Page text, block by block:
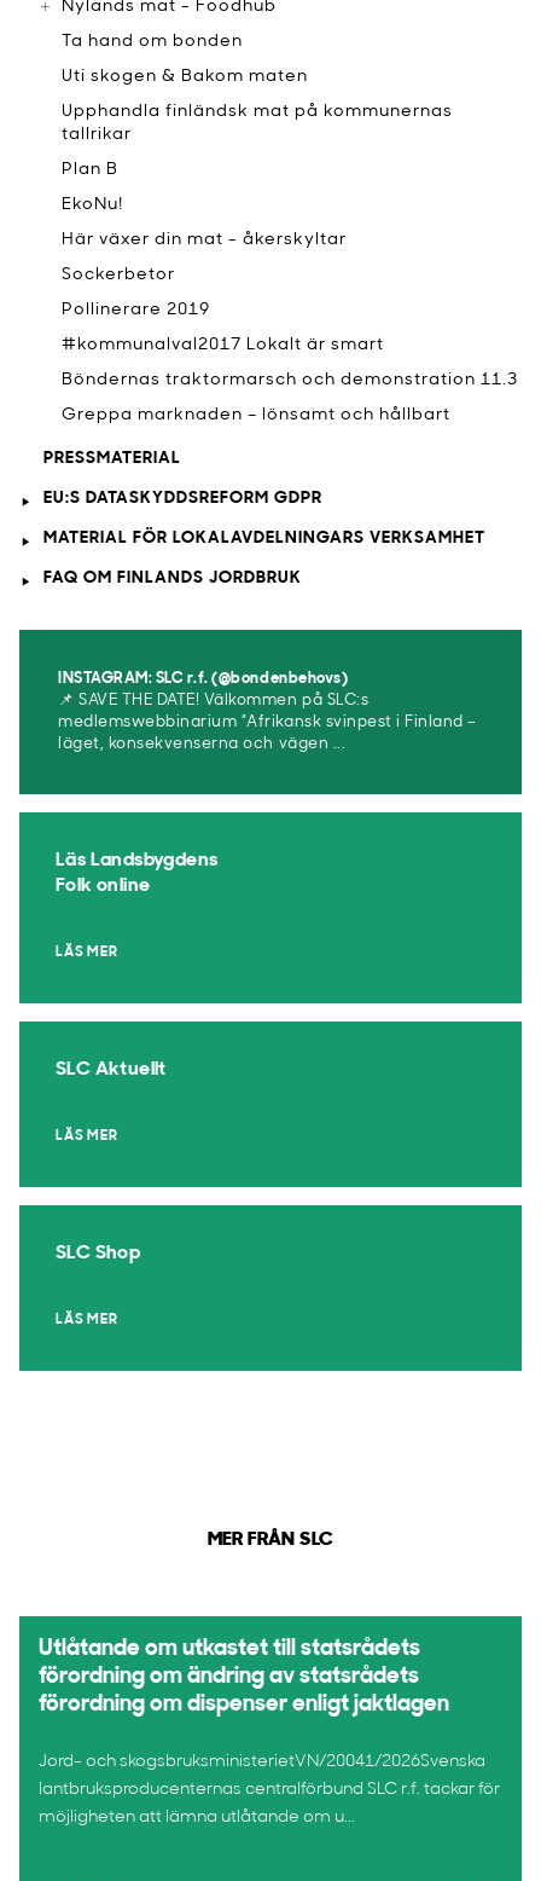
Nylands mat - Foodhub
Ta hand om bonden
Uti skogen & Bakom maten
Upphandla finländsk mat på kommunernas
tallrikar
Plan B
EkoNu!
Här växer din mat - åkerskyltar
Sockerbetor
Pollinerare 2019
#kommunalval2017 Lokalt är smart
Böndernas traktormarsch och demonstration 11.3
Greppa marknaden – lönsamt och hållbart
PRESSMATERIAL
EU:S DATASKYDDSREFORM GDPR
MATERIAL FÖR LOKALAVDELNINGARS VERKSAMHET
FAQ OM FINLANDS JORDBRUK
INSTAGRAM: SLC r.f. (@bondenbehovs)
📌 SAVE THE DATE! Välkommen på SLC:s
medlemswebbinarium ”Afrikansk svinpest i Finland –
läget, konsekvenserna och vägen ...
Läs Landsbygdens
Folk online
LÄS MER
SLC Aktuellt
LÄS MER
SLC Shop
LÄS MER
MER FRÅN SLC
Utlåtande om utkastet till statsrådets
förordning om ändring av statsrådets
förordning om dispenser enligt jaktlagen
Jord- och skogsbruksministerietVN/20041/2026Svenska
lantbruksproducenternas centralförbund SLC r.f. tackar för
möjligheten att lämna utlåtande om u...